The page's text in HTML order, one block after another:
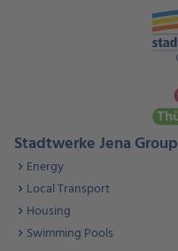
Stadtwerke Jena Group
Energy
Local Transport
Housing
Swimming Pools